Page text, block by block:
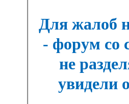
Для жалоб
- форум со
не
увидели